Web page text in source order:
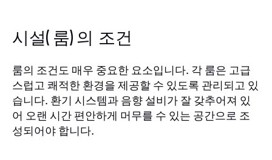
시설(룸)의 조건
룸의 조건도 매우 중요한 요소입니다. 각 룸은 고급
스럽고 쾌적한 환경을 제공할 수 있도록 관리되고 있
습니다. 환기 시스템과 음향 설비가 잘 갖추어져 있
어 오랜 시간 편안하게 머무를 수 있는 공간으로 조
성되어야 합니다.